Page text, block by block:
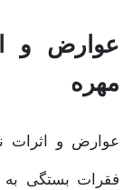
عوارض و
مهره
عوارض و اثرات
فقرات بستگی به